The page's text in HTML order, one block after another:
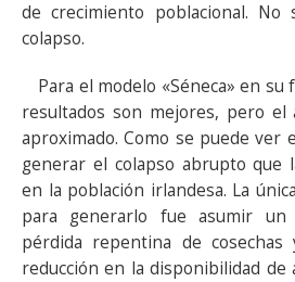
de crecimiento poblacional. No
colapso.
Para el modelo «Séneca» en
resultados son mejores, pero el
aproximado. Como se puede ver
generar el colapso abrupto que
en la población irlandesa. La
para generarlo fue asumir un
pérdida repentina de
reducción en la disponibilidad de